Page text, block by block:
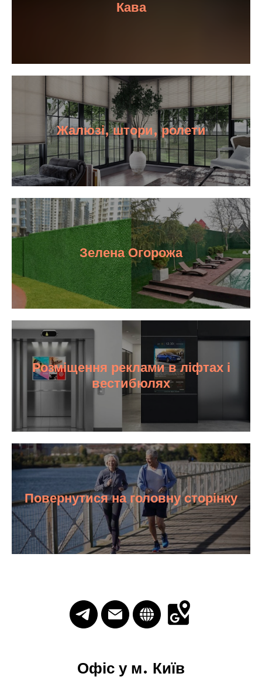
Кава
Жалюзі, штори, ролети
Зелена Огорожа
Розміщення реклами в ліфтах і
вестибюлях
Повернутися на головну сторінку
Офіс у м. Київ